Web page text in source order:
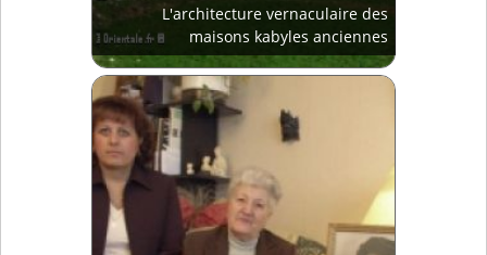
L'architecture vernaculaire des
maisons kabyles anciennes